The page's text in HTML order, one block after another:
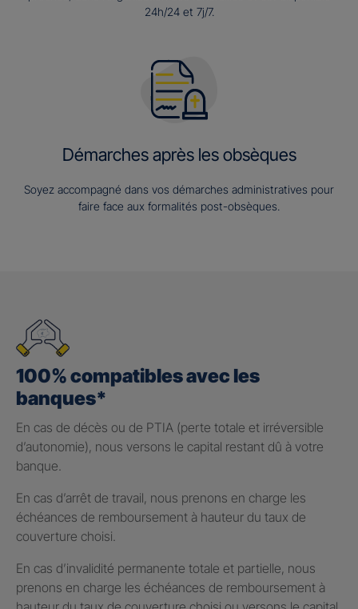
24h/24 et 7j/7.
Démarches après les obsèques
Soyez accompagné dans vos démarches administratives pour
faire face aux formalités post-obsèques.
100% compatibles avec les
banques*
En cas de décès ou de PTIA (perte totale et irréversible
d’autonomie), nous versons le capital restant dû à votre
banque.
En cas d’arrêt de travail, nous prenons en charge les
échéances de remboursement à hauteur du taux de
couverture choisi.
En cas d’invalidité permanente totale et partielle, nous
prenons en charge les échéances de remboursement à